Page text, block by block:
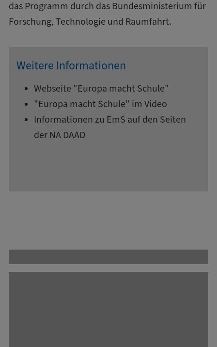
das Programm durch das Bundesministerium für
Forschung, Technologie und Raumfahrt.
Weitere Informationen
Webseite "Europa macht Schule"
"Europa macht Schule" im Video
Informationen zu EmS auf den Seiten
der NA DAAD